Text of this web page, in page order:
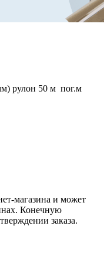
рулон 50 м пог.м
магазина и может
Конечную
заказа.